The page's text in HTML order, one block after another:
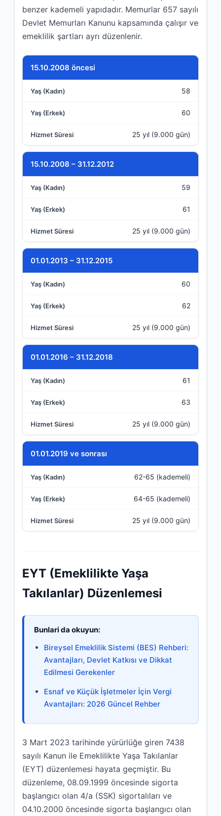
benzer kademeli yapıdadır. Memurlar 657 sayılı
Devlet Memurları Kanunu kapsamında çalışır ve
emeklilik şartları ayrı düzenlenir.
Göreve Başlama Tarihi
Yaş (Kadın)
Yaş (Erkek)
Hizmet Süresi
15.10.2008 öncesi
58
60
25 yıl (9.000 gün)
15.10.2008 – 31.12.2012
59
61
25 yıl (9.000 gün)
01.01.2013 – 31.12.2015
60
62
25 yıl (9.000 gün)
01.01.2016 – 31.12.2018
61
63
25 yıl (9.000 gün)
01.01.2019 ve sonrası
62-65 (kademeli)
64-65 (kademeli)
25 yıl (9.000 gün)
EYT (Emeklilikte Yaşa
Takılanlar) Düzenlemesi
Bunlari da okuyun:
Bireysel Emeklilik Sistemi (BES) Rehberi:
Avantajları, Devlet Katkısı ve Dikkat
Edilmesi Gerekenler
Esnaf ve Küçük İşletmeler İçin Vergi
Avantajları: 2026 Güncel Rehber
3 Mart 2023 tarihinde yürürlüğe giren 7438
sayılı Kanun ile Emeklilikte Yaşa Takılanlar
(EYT) düzenlemesi hayata geçmiştir. Bu
düzenleme, 08.09.1999 öncesinde sigorta
başlangıcı olan 4/a (SSK) sigortalıları ve
04.10.2000 öncesinde sigorta başlangıcı olan